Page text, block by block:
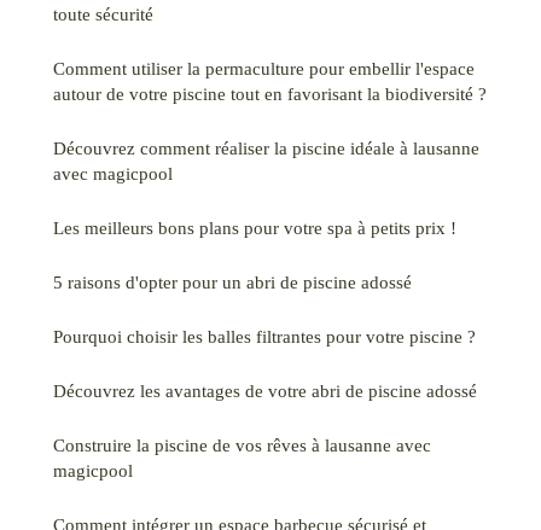
toute sécurité
Comment utiliser la permaculture pour embellir l'espace
autour de votre piscine tout en favorisant la biodiversité ?
Découvrez comment réaliser la piscine idéale à lausanne
avec magicpool
Les meilleurs bons plans pour votre spa à petits prix !
5 raisons d'opter pour un abri de piscine adossé
Pourquoi choisir les balles filtrantes pour votre piscine ?
Découvrez les avantages de votre abri de piscine adossé
Construire la piscine de vos rêves à lausanne avec
magicpool
Comment intégrer un espace barbecue sécurisé et